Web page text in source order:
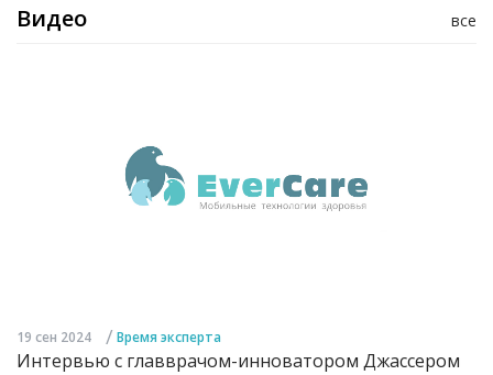
все
Видео
19 сен 2024 / Время эксперта
Интервью с главврачом-инноватором Джассером